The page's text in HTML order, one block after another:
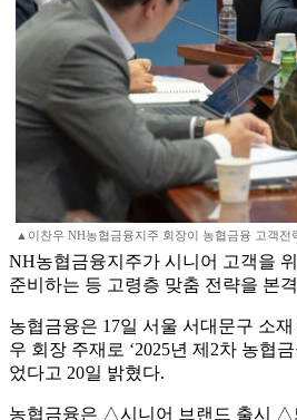
▲이찬우 NH농협금융지주 회장이 농협금융 고객
NH농협금융지주가 시니어 고객을
준비하는 등 고령층 맞춤 전략을 본
농협금융은 17일 서울 서대문구 소
우 회장 주재로 ‘2025년 제2차 농협
었다고 20일 밝혔다.
농협금융은 △시니어 브랜드 출시 △